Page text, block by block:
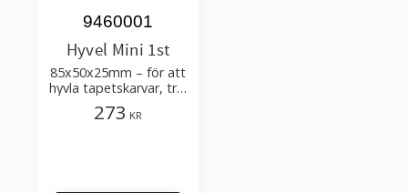
Hyvel Mini 1st
85x50x25mm – för att
hyvla tapetskarvar, trä,
kabla, plast
9460001
273 KR